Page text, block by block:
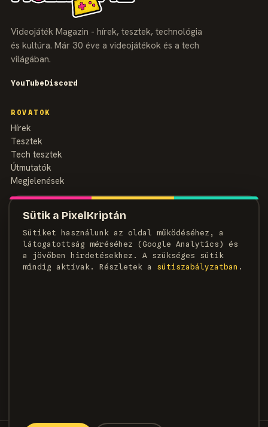
Sütik a PixelKriptán
Sütiket használunk az oldal működéséhez, a
látogatottság méréséhez (Google Analytics) és
a jövőben hirdetésekhez. A szükséges sütik
mindig aktívak. Részletek a
süti­szabályzatban .
Videojáték Magazin - hírek, tesztek, technológia
és kultúra. Már 30 éve a videojátékok és a tech
világában.
YouTubeDiscord
ROVATOK
Hírek
Tesztek
Tech tesztek
Útmutatók
Megjelenések
MAGAZIN
Szerzők
Médiaajánlat
Kapcsolat